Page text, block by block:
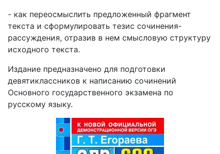
- как переосмыслить предложенный фрагмент
текста и сформулировать тезис сочинения-
рассуждения, отразив в нем смысловую структуру
исходного текста.
Издание предназначено для подготовки
девятиклассников к написанию сочинений
Основного государственного экзамена по
русскому языку.